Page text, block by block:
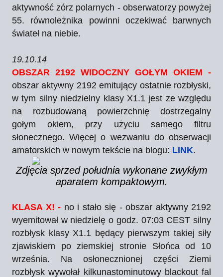
aktywność zórz polarnych - obserwatorzy powyżej
55. równoleżnika powinni oczekiwać barwnych
świateł na niebie.
19.10.14
OBSZAR 2192 WIDOCZNY GOŁYM OKIEM -
obszar aktywny 2192 emitujący ostatnie rozbłyski,
w tym silny niedzielny klasy X1.1 jest ze względu
na rozbudowaną powierzchnię dostrzegalny
gołym okiem, przy użyciu samego filtru
słonecznego. Więcej o wezwaniu do obserwacji
amatorskich w nowym tekście na blogu: LINK.
Zdjęcia sprzed południa wykonane zwykłym
aparatem kompaktowym.
KLASA X! - no i stało się - obszar aktywny 2192
wyemitował w niedzielę o godz. 07:03 CEST silny
rozbłysk klasy X1.1 będący pierwszym takiej siły
zjawiskiem po ziemskiej stronie Słońca od 10
września. Na osłonecznionej części Ziemi
rozbłysk wywołał kilkunastominutowy blackout fal